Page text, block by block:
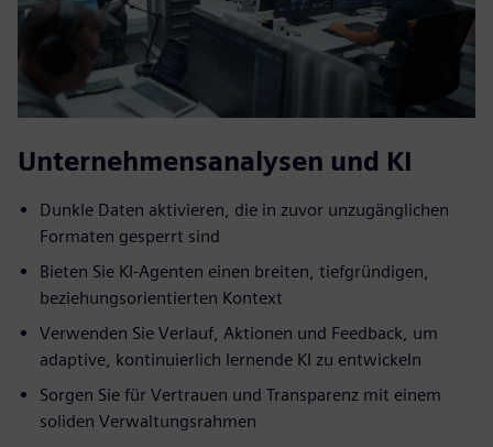
Unternehmensanalysen und KI
Dunkle Daten aktivieren, die in zuvor unzugänglichen
Formaten gesperrt sind
Bieten Sie KI-Agenten einen breiten, tiefgründigen,
beziehungsorientierten Kontext
Verwenden Sie Verlauf, Aktionen und Feedback, um
adaptive, kontinuierlich lernende KI zu entwickeln
Sorgen Sie für Vertrauen und Transparenz mit einem
soliden Verwaltungsrahmen